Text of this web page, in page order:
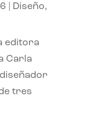
Diseño,
editora
Carla
tres